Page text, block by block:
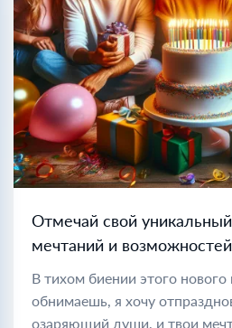
Отмечай свой
мечтаний и возможностей
В тихом биении этого
обнимаешь, я хочу
озаряющий души, и твои